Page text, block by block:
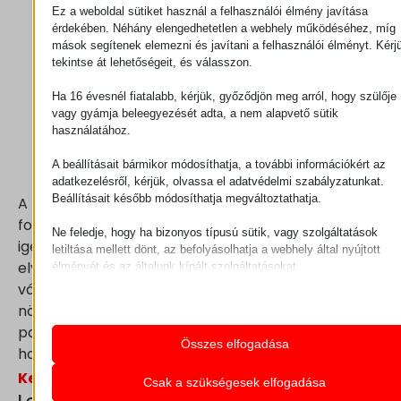
az ügyfél értékéhez.
A munkafolyamatok és eljárások folyamatos
monitorozása és fejlesztése annak érdekében,
hogy fenntartható legyen a hatékonyság és a
minőség.
A munkatársak képzése és bevonása a
folyamatok fejlesztésébe, hogy mindenki részt
vegyen a vállalat LEAN kultúrájának
kialakításában és fenntartásában.
A LEAN alkalmazása általában hosszú távú
folyamat, amely kitartást és elkötelezettséget
igényel a vállalat minden szintjén. Azonban a LEAN
elvek és módszerek hatékonyan segíthetnek a
vállalkozásoknak optimalizálni a folyamataikat,
növelni a hatékonyságot és csökkenteni a
pazarlást, ezáltal növelve versenyképességüket és
hosszú távú fenntarthatóságukat.
Keressen minket elérhetőségeinken.
Ez a weboldal sütiket használ a felhasználói élmény javítása
érdekében. Néhány elengedhetetlen a webhely működéséhez, míg
mások segítenek elemezni és javítani a felhasználói élményt.
tekintse át lehetőségeit, és válasszon.
Ha 16 évesnél fiatalabb, kérjük, győződjön meg arról, hogy szülője
vagy gyámja beleegyezését adta, a nem alapvető sütik
használatához.
A beállításait bármikor módosíthatja, a további információkért az
adatkezelésről, kérjük, olvassa el adatvédelmi szabályzatunkat.
Beállításait később módosíthatja megváltoztathatja.
Ne feledje, hogy ha bizonyos típusú sütik, vagy szolgáltatások
letiltása mellett dönt, az befolyásolhatja a webhely által nyújtott
élményét és az általunk kínált szolgáltatásokat.
Részletek megjelenítése
A statisztikai sütik és szolgáltatások felhasználási információkat
Összes elfogadása
Csak a szükségesek elfogadása